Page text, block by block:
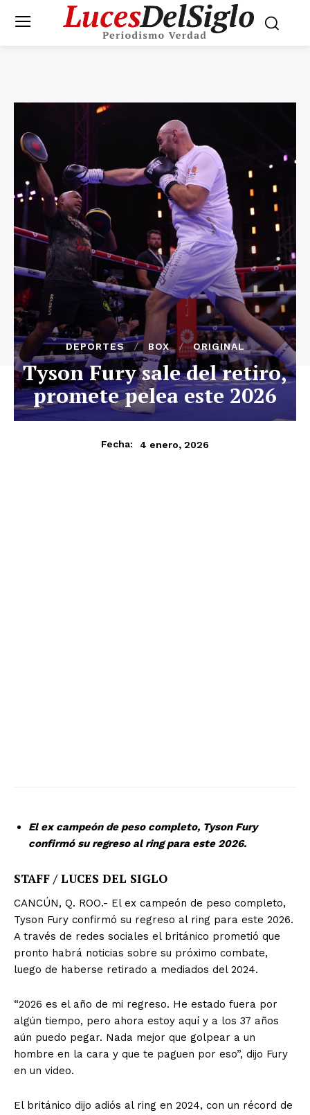
DEPORTES BOX ORIGINAL
Tyson Fury sale del retiro,
promete pelea este 2026
Fecha: 4 enero, 2026
El ex campeón de peso completo, Tyson Fury
confirmó su regreso al ring para este 2026.
STAFF / LUCES DEL SIGLO
CANCÚN, Q. ROO.- El ex campeón de peso completo,
Tyson Fury confirmó su regreso al ring para este 2026.
A través de redes sociales el británico prometió que
pronto habrá noticias sobre su próximo combate,
luego de haberse retirado a mediados del 2024.
“2026 es el año de mi regreso. He estado fuera por
algún tiempo, pero ahora estoy aquí y a los 37 años
aún puedo pegar. Nada mejor que golpear a un
hombre en la cara y que te paguen por eso”, dijo Fury
en un video.
El británico dijo adiós al ring en 2024, con un récord de